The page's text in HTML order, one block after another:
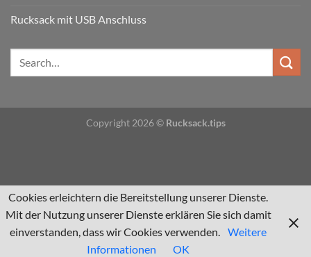
Rucksack mit USB Anschluss
Copyright 2026 © Rucksack.tips
Cookies erleichtern die Bereitstellung unserer Dienste.
Mit der Nutzung unserer Dienste erklären Sie sich damit
einverstanden, dass wir Cookies verwenden. Weitere
Informationen
OK